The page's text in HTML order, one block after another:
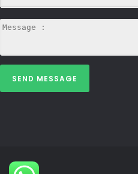
SEND MESSAGE